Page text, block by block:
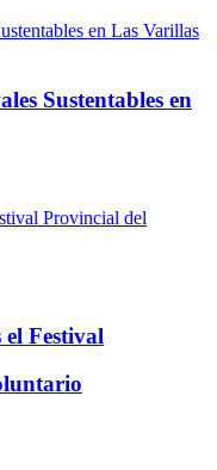
Sustentables en
Festival